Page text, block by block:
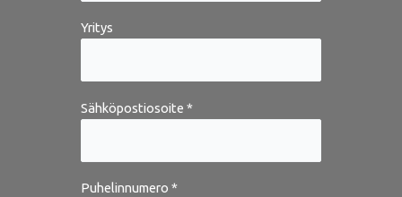
Yritys
Sähköpostiosoite *
Puhelinnumero *